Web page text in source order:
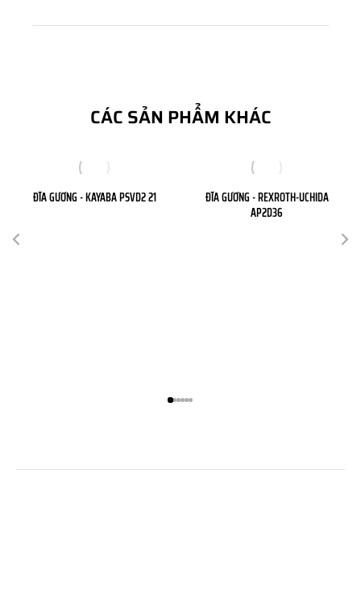
CÁC SẢN PHẨM KHÁC
ĐĨA GƯƠNG - KAYABA PSVD2 21
ĐĨA GƯƠNG - REXROTH-UCHIDA
AP2D36